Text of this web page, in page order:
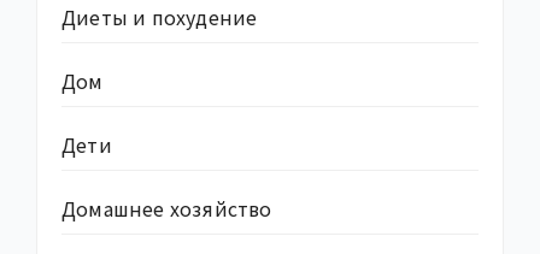
Диеты и похудение
Дом
Дети
Домашнее хозяйство